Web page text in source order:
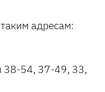
адресам:
38-54, 37-49, 33,